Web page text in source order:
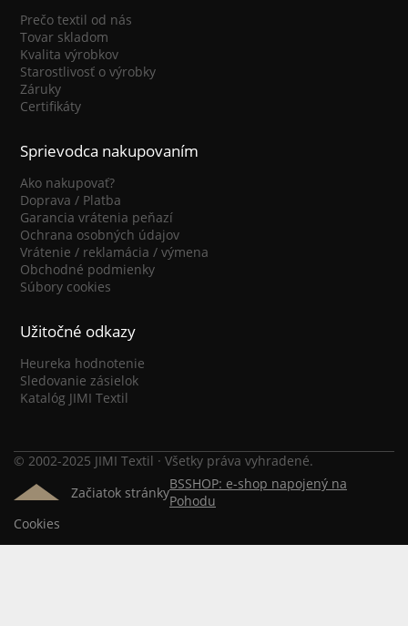
Prečo textil od nás
Tovar skladom
Kvalita výrobkov
Starostlivosť o výrobky
Záruky
Certifikáty
Sprievodca nakupovaním
Ako nakupovať?
Doprava / Platba
Garancia vrátenia peňazí
Ochrana osobných údajov
Vrátenie / reklamácia / výmena
Obchodné podmienky
Súbory cookies
Užitočné odkazy
Heureka hodnotenie
Sledovanie zásielok
Katalóg JIMI Textil
© 2002-2025 JIMI Textil · Všetky práva vyhradené.
Začiatok stránkyBSSHOP: e-shop napojený na
Pohodu
Cookies